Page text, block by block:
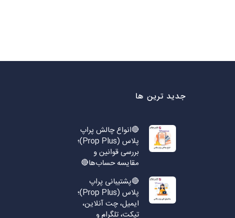
جدید ترین ها
🔴انواع چالش پراپ
پلاس (Prop Plus)؛
بررسی قوانین و
مقایسه حساب‌ها🔴
🔴پشتیبانی پراپ
پلاس (Prop Plus)؛
ایمیل، چت آنلاین،
تیکت، تلگرام و